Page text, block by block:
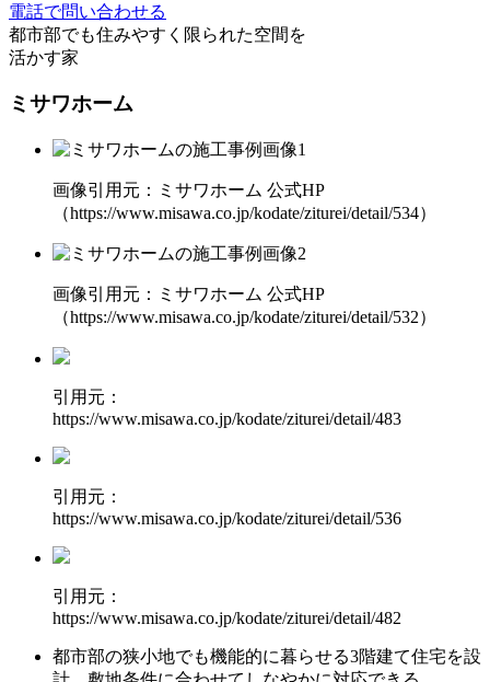
電話で問い合わせる
都市部でも住みやすく 限られた空間を
活かす家
ミサワホーム
画像引用元：ミサワホーム 公式HP
（https://www.misawa.co.jp/kodate/ziturei/detail/534）
画像引用元：ミサワホーム 公式HP
（https://www.misawa.co.jp/kodate/ziturei/detail/532）
引用元：
https://www.misawa.co.jp/kodate/ziturei/detail/483
引用元：
https://www.misawa.co.jp/kodate/ziturei/detail/536
引用元：
https://www.misawa.co.jp/kodate/ziturei/detail/482
都市部の狭小地でも機能的に暮らせる3階建て住宅を設